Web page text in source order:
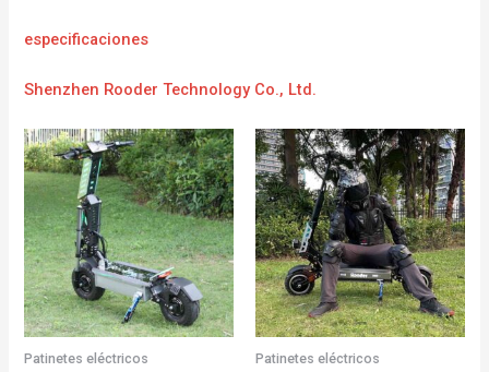
especificaciones
Shenzhen Rooder Technology Co., Ltd.
Patinetes eléctricos Patinetes eléctricos